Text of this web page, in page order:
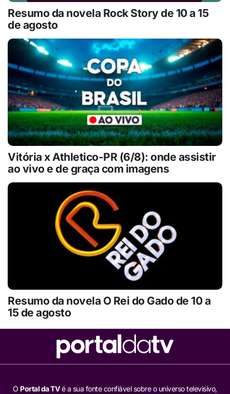
Resumo da novela Rock Story de 10 a 15
de agosto
Vitória x Athletico-PR (6/8): onde assistir
ao vivo e de graça com imagens
Resumo da novela O Rei do Gado de 10 a
15 de agosto
O Portal da TVé a sua fonte confiável sobre o universo televisivo,